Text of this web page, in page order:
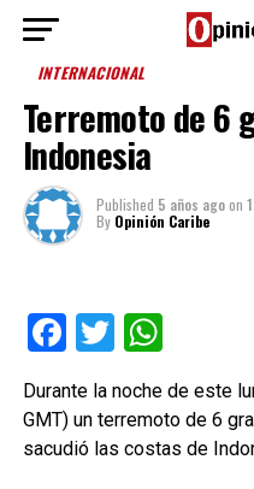
INTERNACIONAL
Terremoto de 6
Indonesia
Published 5 años agoon
By Opinión Caribe
Facebook
Twitter
Durante la noche de este
GMT) un terremoto de 6
sacudió las costas de